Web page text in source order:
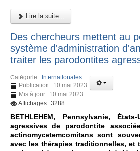
Lire la suite...
Des chercheurs mettent au
système d'administration
traiter les parodontites
Catégorie : Internationales
Publication : 10 mai 2023
Mis à jour : 10 mai 2023
Affichages : 3288
BETHLEHEM, Pennsylvanie,
agressives de parodontite
actinomycetemcomitans sont
avec les thérapies traditionnelles, et